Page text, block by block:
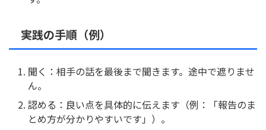
実践の手順（例）
聞く：相手の話を最後まで聞きます。途中で遮りませ
ん。
認める：良い点を具体的に伝えます（例：「報告のま
とめ方が分かりやすいです」）。